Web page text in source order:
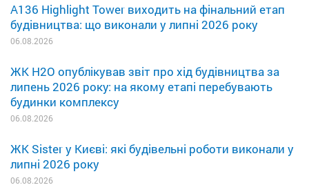
A136 Highlight Tower виходить на фінальний етап
будівництва: що виконали у липні 2026 року
06.08.2026
ЖК H2O опублікував звіт про хід будівництва за
липень 2026 року: на якому етапі перебувають
будинки комплексу
06.08.2026
ЖК Sister у Києві: які будівельні роботи виконали у
липні 2026 року
06.08.2026